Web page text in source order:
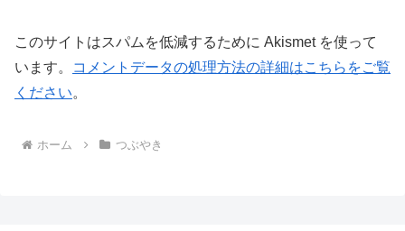
このサイトはスパムを低減するために Akismet を使って
います。
コメントデータの処理方法の詳細はこちらをご覧
ください。
ホーム つぶやき